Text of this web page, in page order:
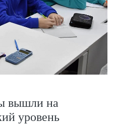
вышли на
уровень